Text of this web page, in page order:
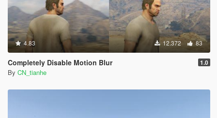
4.83 12.372 83
Completely Disable Motion Blur 1.0
By CN_tianhe